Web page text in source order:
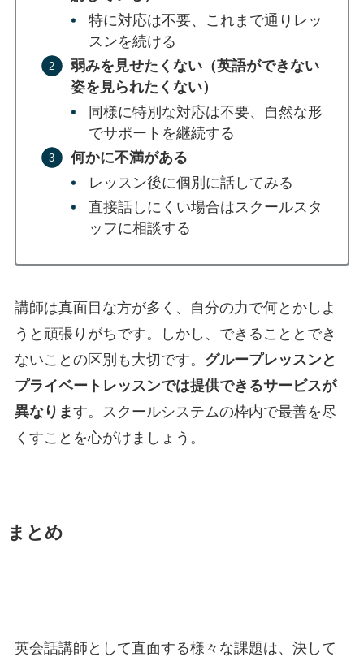
特に対応は不要、これまで通りレッ
スンを続ける
弱みを見せたくない（英語ができない
姿を見られたくない）
同様に特別な対応は不要、自然な形
でサポートを継続する
何かに不満がある
レッスン後に個別に話してみる
直接話しにくい場合はスクールスタ
ッフに相談する
講師は真面目な方が多く、自分の力で何とかしよ
うと頑張りがちです。しかし、できることとでき
ないことの区別も大切です。 グループレッスンと
プライベートレッスンでは提供できるサービスが
異なります。スクールシステムの枠内で最善を尽
くすことを心がけましょう。
まとめ
英会話講師として直面する様々な課題は、決して